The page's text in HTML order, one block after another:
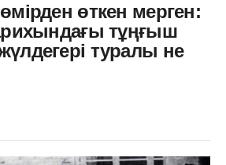
өткен мерген:
тұңғыш
туралы не